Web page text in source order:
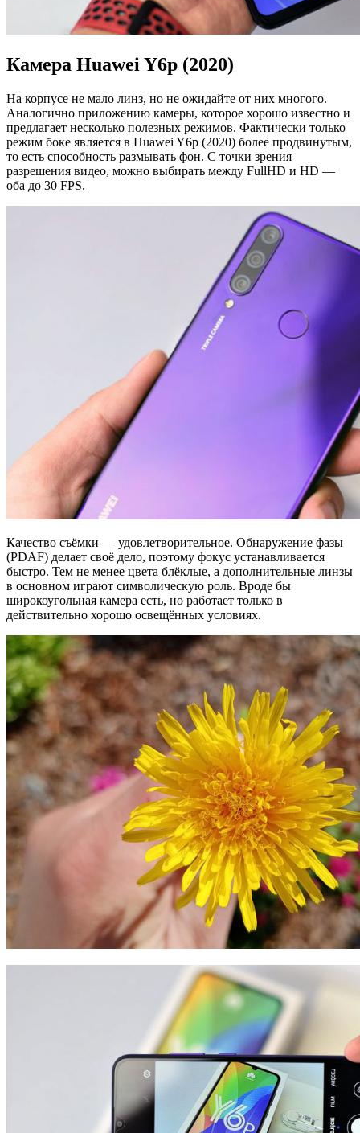
Камера Huawei Y6p (2020)
На корпусе не мало линз, но не ожидайте от них многого.
Аналогично приложению камеры, которое хорошо известно и
предлагает несколько полезных режимов. Фактически только
режим боке является в Huawei Y6p (2020) более продвинутым,
то есть способность размывать фон. С точки зрения
разрешения видео, можно выбирать между FullHD и HD —
оба до 30 FPS.
Качество съёмки — удовлетворительное. Обнаружение фазы
(PDAF) делает своё дело, поэтому фокус устанавливается
быстро. Тем не менее цвета блёклые, а дополнительные линзы
в основном играют символическую роль. Вроде бы
широкоугольная камера есть, но работает только в
действительно хорошо освещённых условиях.